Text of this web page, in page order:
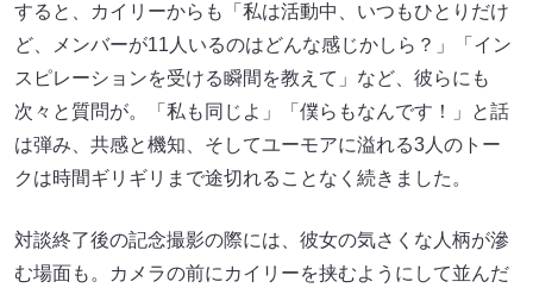
すると、カイリーからも「私は活動中、いつもひとりだけ
ど、メンバーが11人いるのはどんな感じかしら？」「イン
スピレーションを受ける瞬間を教えて」など、彼らにも
次々と質問が。「私も同じよ」「僕らもなんです！」と話
は弾み、共感と機知、そしてユーモアに溢れる3人のトー
クは時間ギリギリまで途切れることなく続きました。
対談終了後の記念撮影の際には、彼女の気さくな人柄が滲
む場面も。カメラの前にカイリーを挟むようにして並んだ